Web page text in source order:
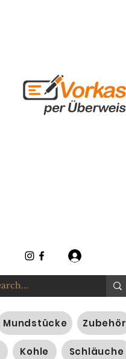
Mundstücke Zubehör
Kohle Schläuche